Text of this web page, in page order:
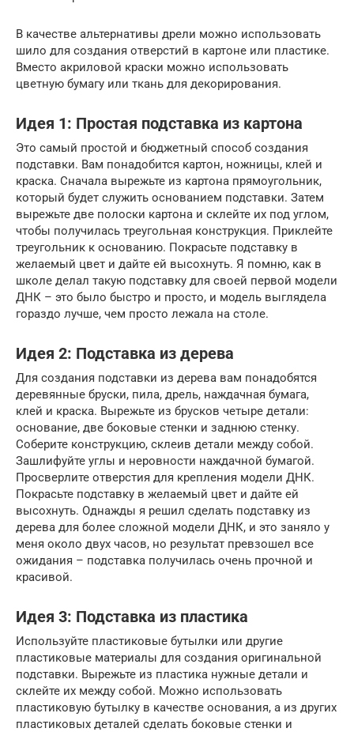
В качестве альтернативы дрели можно использовать
шило для создания отверстий в картоне или пластике.
Вместо акриловой краски можно использовать
цветную бумагу или ткань для декорирования.
Идея 1: Простая подставка из картона
Это самый простой и бюджетный способ создания
подставки. Вам понадобится картон, ножницы, клей и
краска. Сначала вырежьте из картона прямоугольник,
который будет служить основанием подставки. Затем
вырежьте две полоски картона и склейте их под углом,
чтобы получилась треугольная конструкция. Приклейте
треугольник к основанию. Покрасьте подставку в
желаемый цвет и дайте ей высохнуть. Я помню, как в
школе делал такую подставку для своей первой модели
ДНК – это было быстро и просто, и модель выглядела
гораздо лучше, чем просто лежала на столе.
Идея 2: Подставка из дерева
Для создания подставки из дерева вам понадобятся
деревянные бруски, пила, дрель, наждачная бумага,
клей и краска. Вырежьте из брусков четыре детали:
основание, две боковые стенки и заднюю стенку.
Соберите конструкцию, склеив детали между собой.
Зашлифуйте углы и неровности наждачной бумагой.
Просверлите отверстия для крепления модели ДНК.
Покрасьте подставку в желаемый цвет и дайте ей
высохнуть. Однажды я решил сделать подставку из
дерева для более сложной модели ДНК, и это заняло у
меня около двух часов, но результат превзошел все
ожидания – подставка получилась очень прочной и
красивой.
Идея 3: Подставка из пластика
Используйте пластиковые бутылки или другие
пластиковые материалы для создания оригинальной
подставки. Вырежьте из пластика нужные детали и
склейте их между собой. Можно использовать
пластиковую бутылку в качестве основания, а из других
пластиковых деталей сделать боковые стенки и